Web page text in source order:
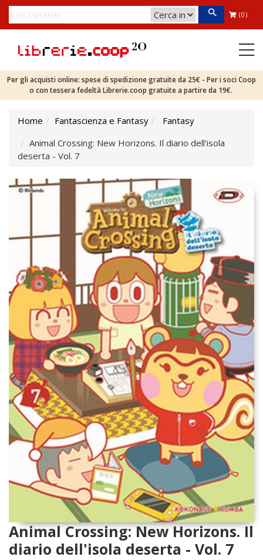
(0)
Per gli acquisti online: spese di spedizione gratuite da 25€ - Per i soci Coop
o con tessera fedeltà Librerie.coop gratuite a partire da 19€.
Home Fantascienza e Fantasy
Fantasy
Animal Crossing: New Horizons. Il diario dell'isola
deserta - Vol. 7
Animal Crossing: New Horizons. Il
diario dell'isola deserta - Vol. 7